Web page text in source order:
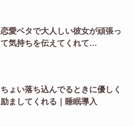
恋愛ベタで大人しい彼女が頑張っ
て気持ちを伝えてくれて…
ちょい落ち込んでるときに優しく
励ましてくれる｜睡眠導入